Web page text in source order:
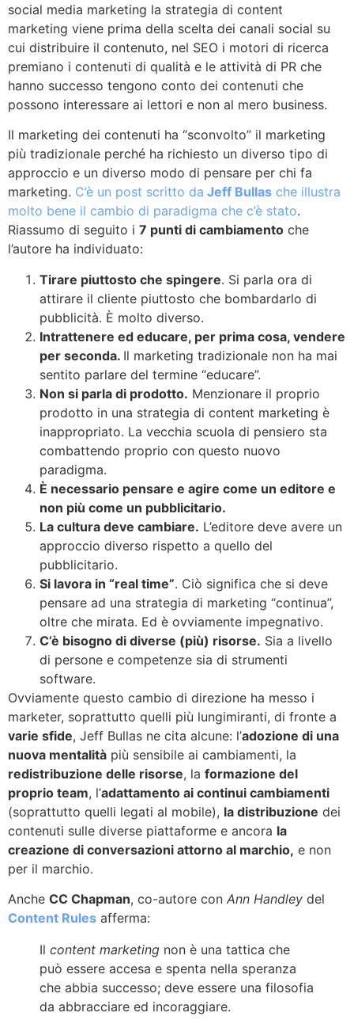
social media marketing la strategia di content
marketing viene prima della scelta dei canali social su
cui distribuire il contenuto, nel SEO i motori di ricerca
premiano i contenuti di qualità e le attività di PR che
hanno successo tengono conto dei contenuti che
possono interessare ai lettori e non al mero business.
Il marketing dei contenuti ha “sconvolto” il marketing
più tradizionale perché ha richiesto un diverso tipo di
approccio e un diverso modo di pensare per chi fa
marketing. C’è un post scritto da Jeff Bullas che illustra
molto bene il cambio di paradigma che c’è stato.
Riassumo di seguito i 7 punti di cambiamento che
l’autore ha individuato:
Tirare piuttosto che spingere. Si parla ora di
attirare il cliente piuttosto che bombardarlo di
pubblicità. È molto diverso.
Intrattenere ed educare, per prima cosa, vendere
per seconda. Il marketing tradizionale non ha mai
sentito parlare del termine “educare”.
Non si parla di prodotto. Menzionare il proprio
prodotto in una strategia di content marketing è
inappropriato. La vecchia scuola di pensiero sta
combattendo proprio con questo nuovo
paradigma.
È necessario pensare e agire come un editore e
non più come un pubblicitario.
La cultura deve cambiare. L’editore deve avere un
approccio diverso rispetto a quello del
pubblicitario.
Si lavora in “real time”. Ciò significa che si deve
pensare ad una strategia di marketing “continua”,
oltre che mirata. Ed è ovviamente impegnativo.
C’è bisogno di diverse (più) risorse. Sia a livello
di persone e competenze sia di strumenti
software.
Ovviamente questo cambio di direzione ha messo i
marketer, soprattutto quelli più lungimiranti, di fronte a
varie sfide, Jeff Bullas ne cita alcune: l’adozione di una
nuova mentalità più sensibile ai cambiamenti, la
redistribuzione delle risorse, la formazione del
proprio team, l’adattamento ai continui cambiamenti
(soprattutto quelli legati al mobile), la distribuzione dei
contenuti sulle diverse piattaforme e ancora la
creazione di conversazioni attorno al marchio, e non
per il marchio.
Anche CC Chapman, co-autore con Ann Handley del
Content Rules afferma:
Il content marketing non è una tattica che
può essere accesa e spenta nella speranza
che abbia successo; deve essere una filosofia
da abbracciare ed incoraggiare.